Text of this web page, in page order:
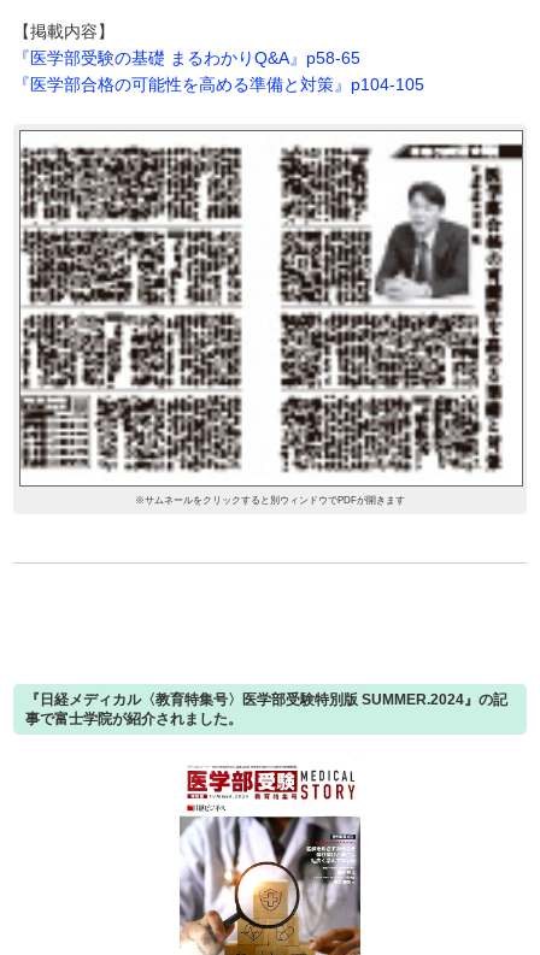
【掲載内容】
『医学部受験の基礎 まるわかりQ&A』p58-65
『医学部合格の可能性を高める準備と対策』p104-105
※サムネールをクリックすると別ウィンドウでPDFが開きます
『日経メディカル〈教育特集号〉医学部受験特別版 SUMMER.2024』の記
事で富士学院が紹介されました。